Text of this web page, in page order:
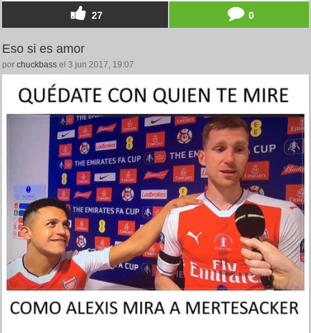
27 0
Eso si es amor
por chuckbass el 3 jun 2017, 19:07